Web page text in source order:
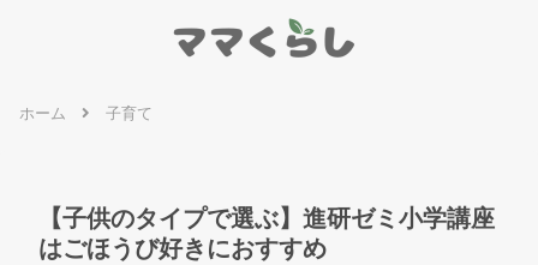
ホーム 子育て
【子供のタイプで選ぶ】進研ゼミ小学講座
はごほうび好きにおすすめ